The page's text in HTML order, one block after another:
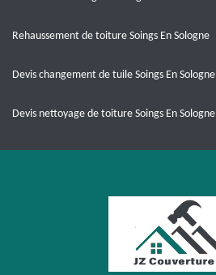
Rehaussement de toiture Soings En Sologne
Devis changement de tuile Soings En Sologne
Devis nettoyage de toiture Soings En Sologne